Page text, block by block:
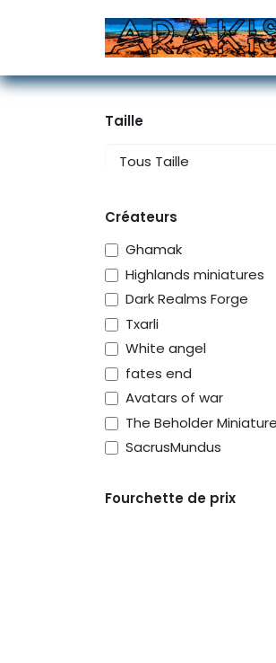
Taille
Créateurs
Ghamak
Highlands miniatures
Dark Realms Forge
Txarli
White angel
fates end
Avatars of war
The Beholder
SacrusMundus
Fourchette de prix